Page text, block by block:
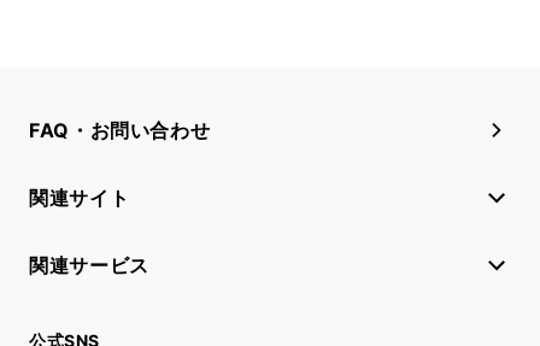
FAQ・お問い合わせ
関連サイト
関連サービス
公式SNS